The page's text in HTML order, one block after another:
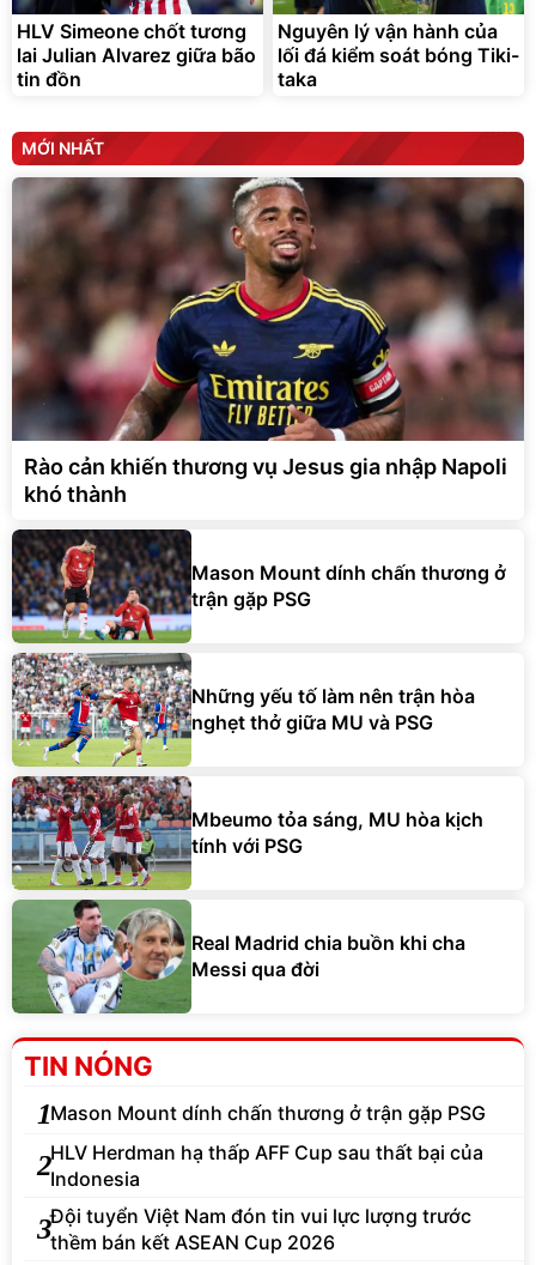
HLV Simeone chốt tương
lai Julian Alvarez giữa bão
tin đồn
Nguyên lý vận hành của
lối đá kiểm soát bóng Tiki-
taka
MỚI NHẤT
Rào cản khiến thương vụ Jesus gia nhập Napoli
khó thành
Mason Mount dính chấn thương ở
trận gặp PSG
Những yếu tố làm nên trận hòa
nghẹt thở giữa MU và PSG
Mbeumo tỏa sáng, MU hòa kịch
tính với PSG
Real Madrid chia buồn khi cha
Messi qua đời
TIN NÓNG
1Mason Mount dính chấn thương ở trận gặp PSG
2HLV Herdman hạ thấp AFF Cup sau thất bại của
Indonesia
3Đội tuyển Việt Nam đón tin vui lực lượng trước
thềm bán kết ASEAN Cup 2026